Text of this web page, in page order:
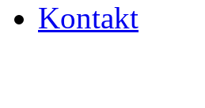
Kontakt